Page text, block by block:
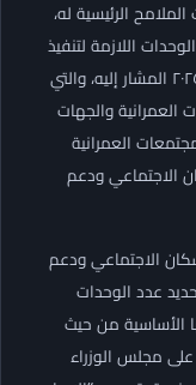
الرئيسية له،
اللازمة لتنفيذ
حكم المادة (۸) من القانون رقم (١٦٤) لسنة ٢٠٢٥ المشار إليه، والتي
العمرانية والجهات
العمرانية
الاجتماعي ودعم
الاجتماعي ودعم
عدد الوحدات
الأساسية من حيث
مجلس الوزراء